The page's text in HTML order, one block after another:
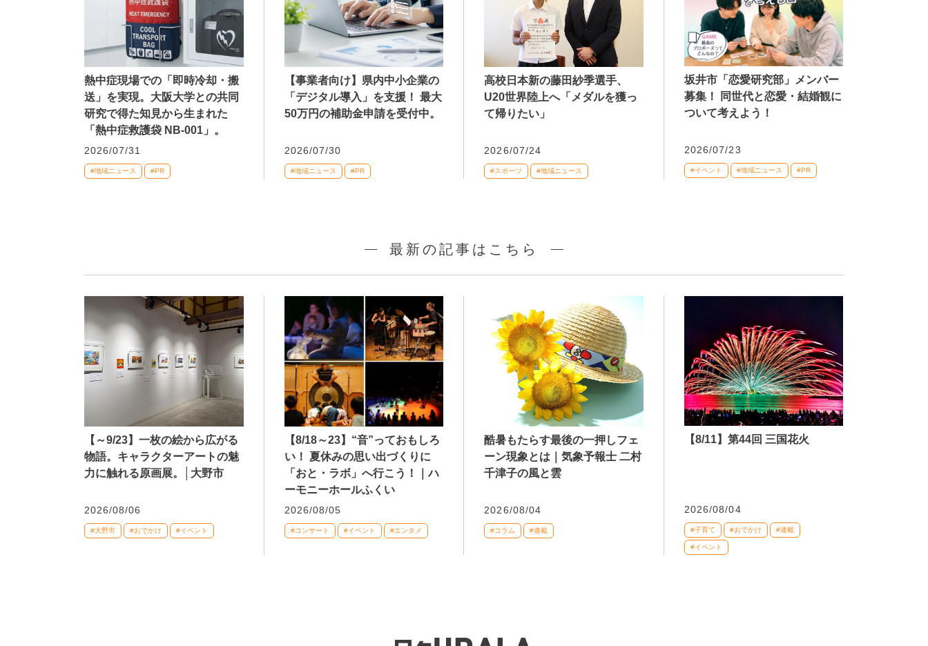
熱中症現場での「即時冷却・搬
送」を実現。大阪大学との共同
研究で得た知見から生まれた
「熱中症救護袋 NB-001」。
2026/07/31
#地域ニュース #PR
【事業者向け】県内中小企業の
「デジタル導入」を支援！ 最大
50万円の補助金申請を受付中。
2026/07/30
#地域ニュース #PR
高校日本新の藤田紗季選手、
U20世界陸上へ「メダルを獲っ
て帰りたい」
2026/07/24
#スポーツ #地域ニュース
坂井市「恋愛研究部」メンバー
募集！ 同世代と恋愛・結婚観に
ついて考えよう！
2026/07/23
#イベント #地域ニュース #PR
最新の記事はこちら
【～9/23】一枚の絵から広がる
物語。キャラクターアートの魅
力に触れる原画展。│大野市
2026/08/06
#大野市 #おでかけ #イベント
【8/18～23】“音”っておもしろ
い！ 夏休みの思い出づくりに
「おと・ラボ」へ行こう！｜ハ
ーモニーホールふくい
2026/08/05
#コンサート #イベント #エンタメ
酷暑もたらす最後の一押しフェ
ーン現象とは｜気象予報士 二村
千津子の風と雲
2026/08/04
#コラム #連載
【8/11】第44回 三国花火
2026/08/04
#子育て #おでかけ #連載
#イベント